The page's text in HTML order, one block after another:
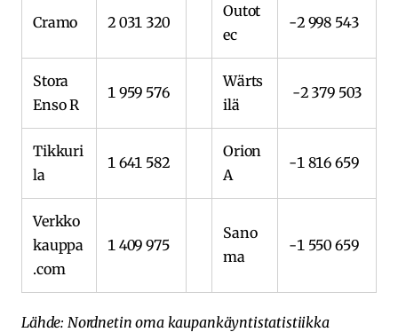
Cramo 2 031 320
Outot
ec
-2 998 543
Stora
Enso R
1 959 576
Wärts
ilä
-2 379 503
Tikkuri
la
1 641 582
Orion
A
-1 816 659
Verkko
kauppa
.com
1 409 975
Sano
ma
-1 550 659
Lähde: Nordnetin oma kaupankäyntistatistiikka